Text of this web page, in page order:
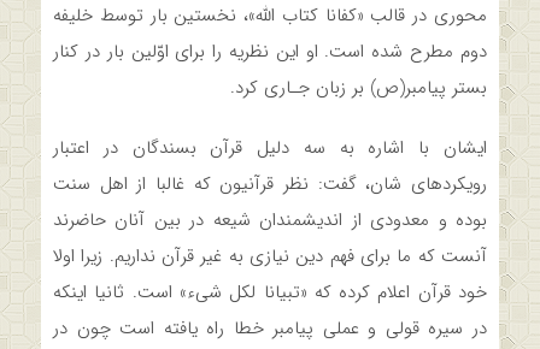
محوری در قالب «کفانا کتاب‌ اللّه»،‌ نخستین‌ بار توسط خلیفه
دوم مطرح شده است. او این نظریه را برای‌ اوّلین‌ بار در کنار
بستر پیامبر(ص) بر زبان جـاری کرد.
ایشان با اشاره به سه دلیل قرآن بسندگان در اعتبار
رویکردهای شان، گفت: نظر قرآنیون که غالبا از اهل سنت
بوده و معدودی از اندیشمندان شیعه در بین آنان حاضرند
آنست که ما برای فهم دین نیازی به غیر قرآن نداریم. زیرا اولا
خود قرآن اعلام کرده که «تبیانا لکل شیء» است. ثانیا اینکه
در سیره قولی و عملی پیامبر خطا راه یافته است چون در